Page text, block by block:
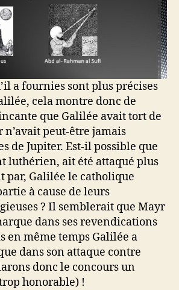
a fournies sont plus précises
cela montre donc de
que Galilée avait tort de
peut-être jamais
de Jupiter. Est-il possible que
luthérien, ait été attaqué plus
par, Galilée le catholique
à cause de leurs
? Il semblerait que Mayr
dans ses revendications
en même temps Galilée a
dans son attaque contre
donc le concours un
honorable) !